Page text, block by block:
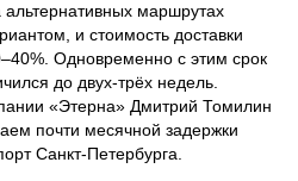
маршрутах
и стоимость доставки
Одновременно с этим срок
до двух-трёх недель.
«Этерна» Дмитрий Томилин
почти месячной задержки
Санкт-Петербурга.